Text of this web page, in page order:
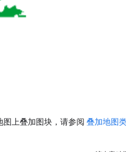
图上叠加图块，请参阅 叠加地图